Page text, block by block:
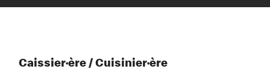
Caissier·ère / Cuisinier·ère